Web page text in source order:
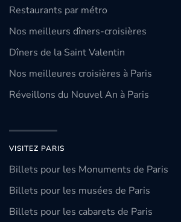
Restaurants par métro
Nos meilleurs dîners-croisières
Dîners de la Saint Valentin
Nos meilleures croisières à Paris
Réveillons du Nouvel An à Paris
VISITEZ PARIS
Billets pour les Monuments de Paris
Billets pour les musées de Paris
Billets pour les cabarets de Paris